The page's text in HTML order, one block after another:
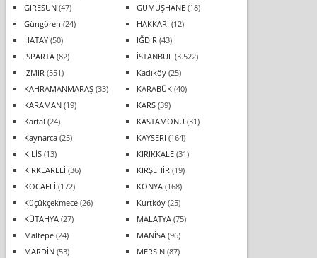
GİRESUN(47) GÜMÜŞHANE(18)
Güngören (24) HAKKARİ (12)
HATAY(50) IĞDIR (43)
ISPARTA(82) İSTANBUL (3.522)
İZMİR (551) Kadıköy(25)
KAHRAMANMARAŞ(33) KARABÜK(40)
KARAMAN(19) KARS(39)
Kartal (24) KASTAMONU (31)
Kaynarca(25) KAYSERİ (164)
KİLİS(13) KIRIKKALE(31)
KIRKLARELİ (36) KIRŞEHİR (19)
KOCAELİ (172) KONYA(168)
Küçükçekmece(26) Kurtköy(25)
KÜTAHYA(27) MALATYA(75)
Maltepe(24) MANİSA(96)
MARDİN(53) MERSİN(87)